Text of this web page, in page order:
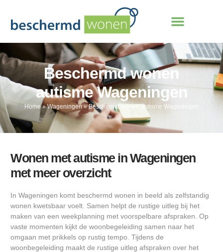
Beschermd wonen
autisme Wageningen
Home»Wageningen»Beschermd wonen autisme Wageningen
Wonen met autisme in Wageningen
met meer overzicht
In Wageningen komt beschermd wonen in beeld als zelfstandig
wonen kwetsbaar voelt. Samen helpt de rustige uitleg bij het
maken van een weekplanning met voorspelbare afspraken. Op
vaste momenten kijkt de woonbegeleiding samen naar het
omgaan met prikkels op rustig tempo. Tijdens de
woonbegeleiding maakt de rustige uitleg afspraken over het